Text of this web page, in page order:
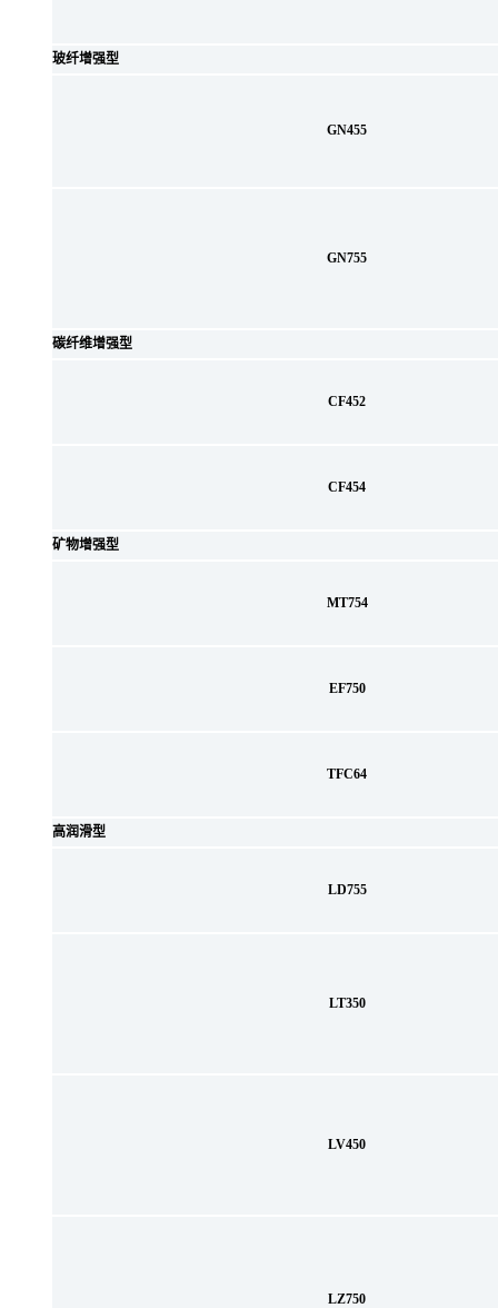
玻纤增强型
GN455
GN755
碳纤维增强型
CF452
CF454
矿物增强型
MT754
EF750
TFC64
高润滑型
LD755
LT350
LV450
LZ750